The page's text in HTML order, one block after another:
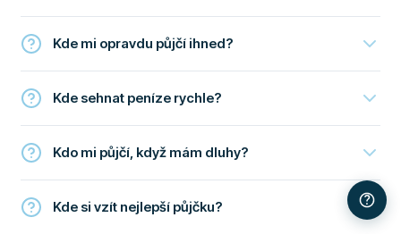
Kde mi opravdu půjčí ihned?
Kde sehnat peníze rychle?
Kdo mi půjčí, když mám dluhy?
Kde si vzít nejlepší půjčku?